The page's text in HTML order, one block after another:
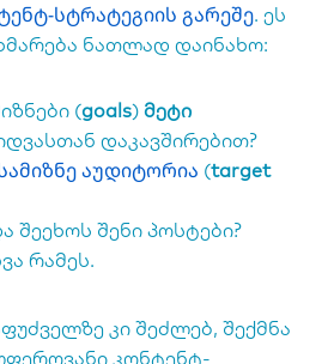
სტრატეგიის გარეშე. ეს
ნათლად დაინახო:
(goals) მეტი
დაკავშირებით?
აუდიტორია (target
შეეხოს შენი პოსტები?
რამეს.
კი შეძლებ, შექმნა
კონტენტ-